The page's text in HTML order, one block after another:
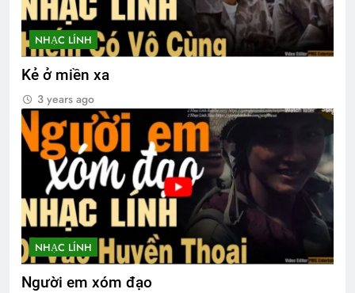
NHẠC LÍNH
Kẻ ở miền xa
3 years ago
NHẠC LÍNH
Người em xóm đạo